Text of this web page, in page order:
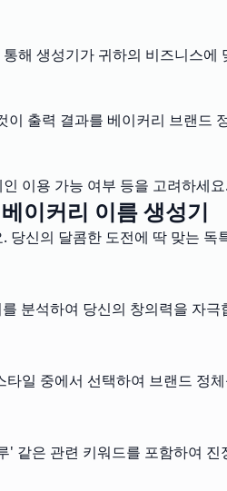
해 생성기가 귀하의 비즈니스에
출력 결과를 베이커리 브랜드
이용 가능 여부 등을 고려하세
베이커리 이름 생성기
신의 달콤한 도전에 딱 맞는
분석하여 당신의 창의력을 자극
일 중에서 선택하여 브랜드 정
같은 관련 키워드를 포함하여